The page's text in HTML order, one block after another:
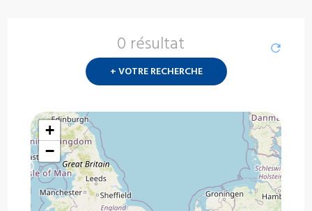
0 résultat
+ VOTRE RECHERCHE
Nouvelle
+
−